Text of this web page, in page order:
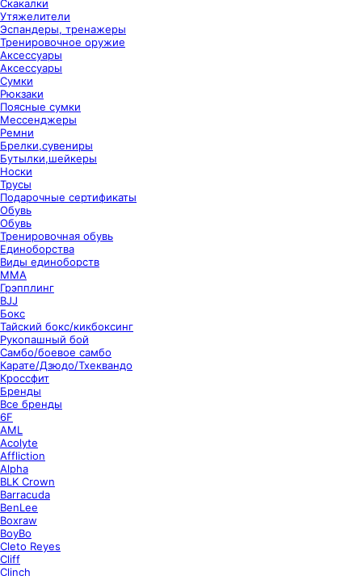
Скакалки
Утяжелители
Эспандеры, тренажеры
Тренировочное оружие
Аксессуары
Аксессуары
Сумки
Рюкзаки
Поясные сумки
Мессенджеры
Ремни
Брелки,сувениры
Бутылки,шейкеры
Носки
Трусы
Подарочные сертификаты
Обувь
Обувь
Тренировочная обувь
Единоборства
Виды единоборств
ММА
Грэпплинг
BJJ
Бокс
Тайский бокс/кикбоксинг
Рукопашный бой
Самбо/боевое самбо
Карате/Дзюдо/Тхеквандо
Кроссфит
Бренды
Все бренды
6F
AML
Acolyte
Affliction
Alpha
BLK Crown
Barracuda
BenLee
Boxraw
BoyBo
Cleto Reyes
Cliff
Clinch